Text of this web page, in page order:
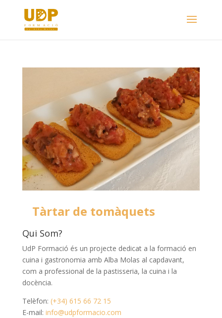
Tàrtar de tomàquets
Qui Som?
UdP Formació és un projecte dedicat a la formació en
cuina i gastronomia amb Alba Molas al capdavant,
com a professional de la pastisseria, la cuina i la
docència.
Telèfon: (+34) 615 66 72 15
E-mail: info@udpformacio.com